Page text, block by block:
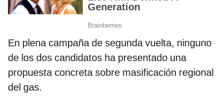
En plena campaña de segunda vuelta, ninguno
de los dos candidatos ha presentado una
propuesta concreta sobre masificación regional
del gas.